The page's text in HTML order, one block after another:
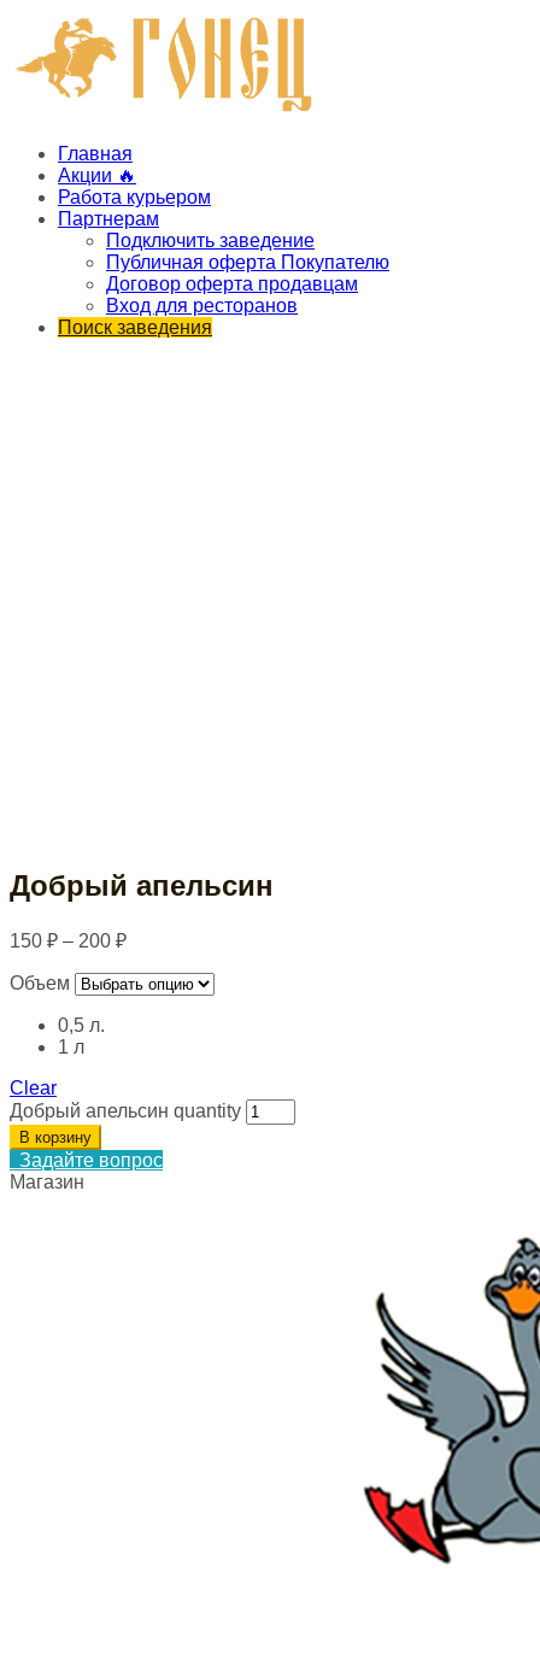
Главная
Акции 🔥
Работа курьером
Партнерам
Подключить заведение
Публичная оферта Покупателю
Договор оферта продавцам
Вход для ресторанов
Поиск заведения
Добрый апельсин
150 ₽ – 200 ₽
Объем
0,5 л.
1 л
Clear
Добрый апельсин quantity
В корзину
Задайте вопрос
Магазин